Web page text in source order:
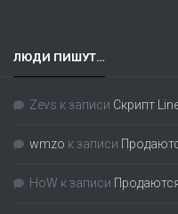
ЛЮДИ ПИШУТ…
Zevs к записи Скрипт
wmzo к записи
HoW к записи